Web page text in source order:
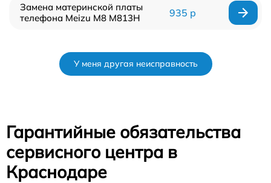
Замена материнской платы
телефона Meizu M8 M813H
935 р
У меня другая неисправность
Гарантийные обязательства
сервисного центра в
Краснодаре